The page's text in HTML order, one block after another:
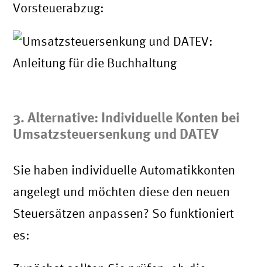
Vorsteuerabzug:
3. Alternative: Individuelle Konten bei
Umsatzsteuersenkung und DATEV
Sie haben individuelle Automatikkonten
angelegt und möchten diese den neuen
Steuersätzen anpassen? So funktioniert
es: